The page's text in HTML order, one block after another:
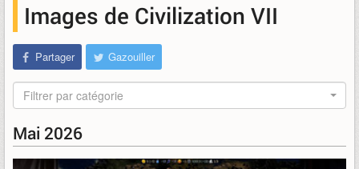
Images de Civilization VII
Partager Gazouiller
Filtrer par catégorie
Mai 2026